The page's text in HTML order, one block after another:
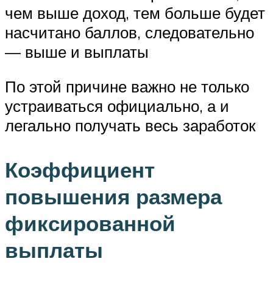
чем выше доход, тем больше будет
насчитано баллов, следовательно
— выше и выплаты
По этой причине важно не только
устраиваться официально, а и
легально получать весь заработок
Коэффициент
повышения размера
фиксированной
выплаты